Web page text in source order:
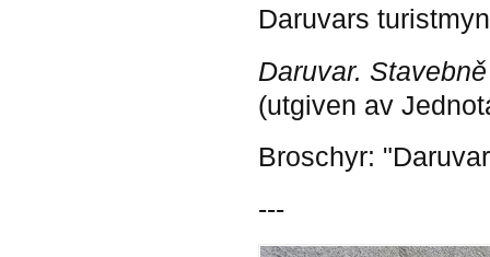
Daruvars
Daruvar.
(utgiven av
Broschyr:
---